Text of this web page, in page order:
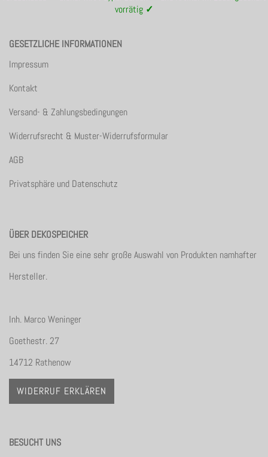
vorrätig ✓
GESETZLICHE INFORMATIONEN
Impressum
Kontakt
Versand- & Zahlungsbedingungen
Widerrufsrecht & Muster-Widerrufsformular
AGB
Privatsphäre und Datenschutz
ÜBER DEKOSPEICHER
Bei uns finden Sie eine sehr große Auswahl von Produkten namhafter
Hersteller.
Inh. Marco Weninger
Goethestr. 27
14712 Rathenow
WIDERRUF ERKLÄREN
BESUCHT UNS